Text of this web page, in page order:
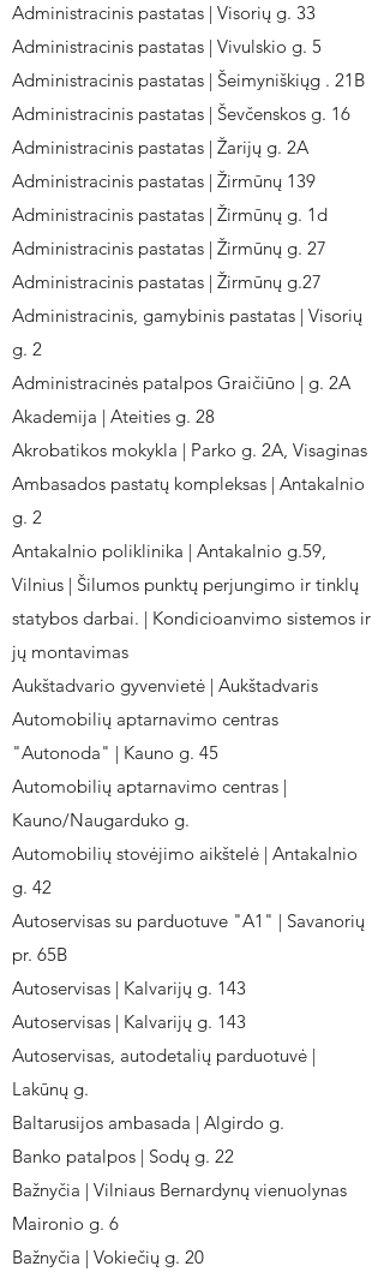
Administracinis pastatas | Visorių g. 33
Administracinis pastatas | Vivulskio g. 5
Administracinis pastatas | Šeimyniškiųg . 21B
Administracinis pastatas | Ševčenskos g. 16
Administracinis pastatas | Žarijų g. 2A
Administracinis pastatas | Žirmūnų 139
Administracinis pastatas | Žirmūnų g. 1d
Administracinis pastatas | Žirmūnų g. 27
Administracinis pastatas | Žirmūnų g.27
Administracinis, gamybinis pastatas | Visorių
g. 2
Administracinės patalpos Graičiūno | g. 2A
Akademija | Ateities g. 28
Akrobatikos mokykla | Parko g. 2A, Visaginas
Ambasados pastatų kompleksas | Antakalnio
g. 2
Antakalnio poliklinika | Antakalnio g.59,
Vilnius | Šilumos punktų perjungimo ir tinklų
statybos darbai. | Kondicioanvimo sistemos ir
jų montavimas
Aukštadvario gyvenvietė | Aukštadvaris
Automobilių aptarnavimo centras
"Autonoda" | Kauno g. 45
Automobilių aptarnavimo centras |
Kauno/Naugarduko g.
Automobilių stovėjimo aikštelė | Antakalnio
g. 42
Autoservisas su parduotuve "A1" | Savanorių
pr. 65B
Autoservisas | Kalvarijų g. 143
Autoservisas | Kalvarijų g. 143
Autoservisas, autodetalių parduotuvė |
Lakūnų g.
Baltarusijos ambasada | Algirdo g.
Banko patalpos | Sodų g. 22
Bažnyčia | Vilniaus Bernardynų vienuolynas
Maironio g. 6
Bažnyčia | Vokiečių g. 20